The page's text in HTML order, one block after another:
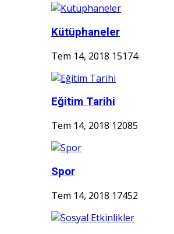
Kütüphaneler
Tem 14, 2018 15174
Eğitim Tarihi
Tem 14, 2018 12085
Spor
Tem 14, 2018 17452